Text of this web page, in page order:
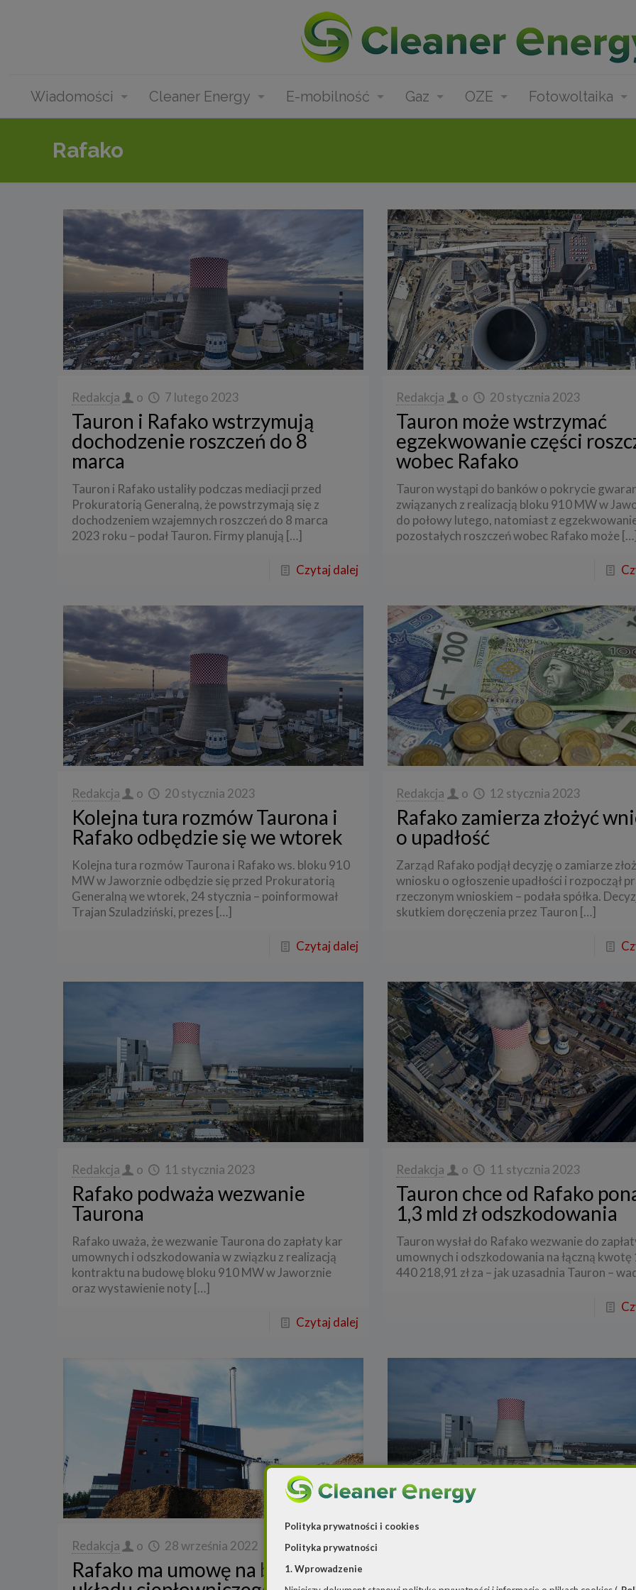
Wiadomości Cleaner Energy E-mobilność Gaz OZE Fotowoltaika
Rafako
Redakcja o 7 lutego 2023
Tauron i Rafako wstrzymują
dochodzenie roszczeń do 8
marca
Tauron i Rafako ustaliły podczas mediacji przed
Prokuratorią Generalną, że powstrzymają się z
dochodzeniem wzajemnych roszczeń do 8 marca
2023 roku – podał Tauron. Firmy planują […]
Czytaj dalej
Redakcja o 20 stycznia 2023
Tauron może wstrzymać
egzekwowanie części
wobec Rafako
Tauron wystąpi do banków o pokrycie
związanych z realizacją bloku 910 MW w
do połowy lutego, natomiast z
pozostałych roszczeń wobec Rafako może […]
Redakcja o 20 stycznia 2023
Kolejna tura rozmów Taurona i
Rafako odbędzie się we wtorek
Kolejna tura rozmów Taurona i Rafako ws. bloku 910
MW w Jaworznie odbędzie się przed Prokuratorią
Generalną we wtorek, 24 stycznia – poinformował
Trajan Szuladziński, prezes […]
Czytaj dalej
Redakcja o 12 stycznia 2023
Rafako zamierza złożyć
o upadłość
Zarząd Rafako podjął decyzję o zamiarze
wniosku o ogłoszenie upadłości i rozpoczął
rzeczonym wnioskiem – podała spółka.
skutkiem doręczenia przez Tauron […]
Redakcja o 11 stycznia 2023
Rafako podważa wezwanie
Taurona
Rafako uważa, że wezwanie Taurona do zapłaty kar
umownych i odszkodowania w związku z realizacją
kontraktu na budowę bloku 910 MW w Jaworznie
oraz wystawienie noty […]
Czytaj dalej
Redakcja o 11 stycznia 2023
Tauron chce od Rafako
1,3 mld zł odszkodowania
Tauron wysłał do Rafako wezwanie do
umownych i odszkodowania na łączną kwotę
440 218,91 zł za – jak uzasadnia Tauron –
Redakcja o 28 września 2022
Rafako ma umowę na budowę
Polityka prywatności i cookies
Polityka prywatności
1. Wprowadzenie